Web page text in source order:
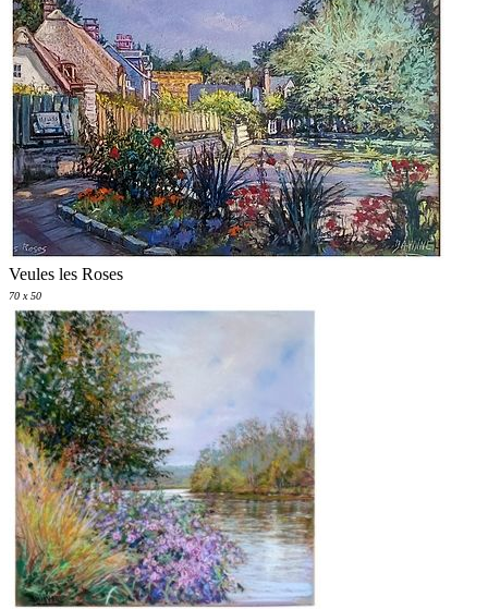
Veules les Roses
70 x 50